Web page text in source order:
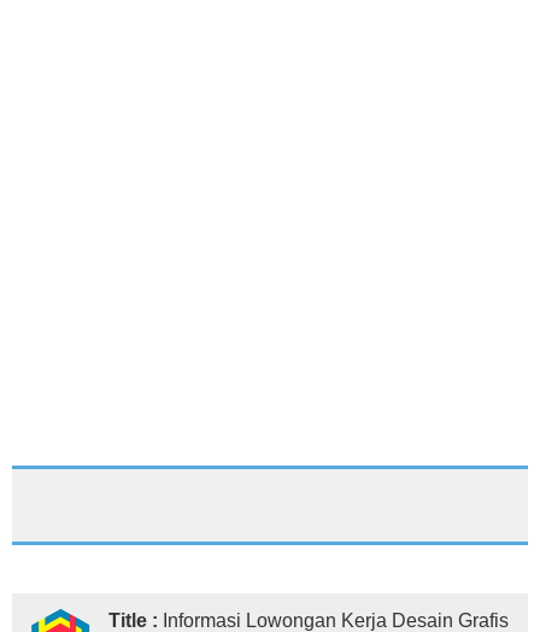
Title : Informasi Lowongan Kerja Desain Grafis